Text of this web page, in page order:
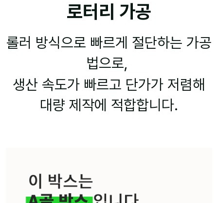
로터리 가공
롤러 방식으로 빠르게 절단하는 가공
법으로,
생산 속도가 빠르고 단가가 저렴해
대량 제작에 적합합니다.